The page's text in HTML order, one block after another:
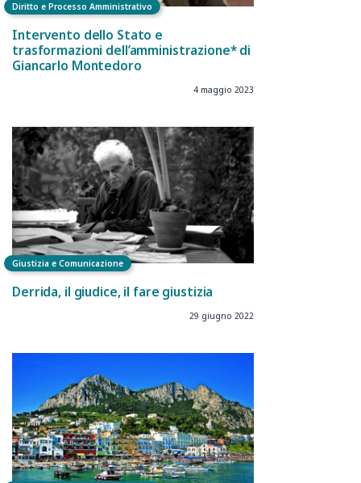
Diritto e Processo Amministrativo
Intervento dello Stato e
trasformazioni dell’amministrazione* di
Giancarlo Montedoro
4 maggio 2023
Giustizia e Comunicazione
Derrida, il giudice, il fare giustizia
29 giugno 2022